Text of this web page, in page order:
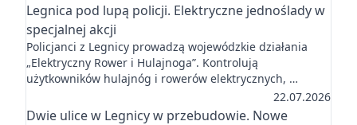
Legnica pod lupą policji. Elektryczne jednoślady w
specjalnej akcji
Policjanci z Legnicy prowadzą wojewódzkie działania
„Elektryczny Rower i Hulajnoga”. Kontrolują
użytkowników hulajnóg i rowerów elektrycznych, …
22.07.2026
Dwie ulice w Legnicy w przebudowie. Nowe